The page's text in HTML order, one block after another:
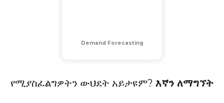
Demand Forecasting
የሚያስፈልግዎትን ውህደት አይታዩም? እኛን ለማግኘት